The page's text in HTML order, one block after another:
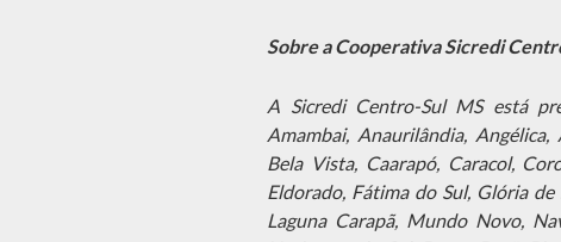
Sobre a Cooperativa Sicredi
A Sicredi Centro-Sul MS está
Amambai, Anaurilândia,
Bela Vista, Caarapó, Caracol,
Eldorado, Fátima do Sul, Glória
Laguna Carapã, Mundo Novo,